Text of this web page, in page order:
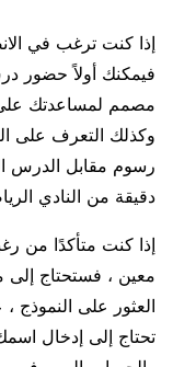
إذا كنت ترغب في
مصمم لمساعدتك على
وكذلك التعرف على
رسوم مقابل الدرس
دقيقة من النادي
إذا كنت متأكدًا من
معين ، فستحتاج
العثور على النموذج
تحتاج إلى إدخال